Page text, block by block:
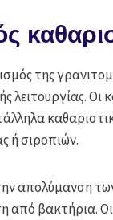
της
λειτουργίας.
ή σιροπιών.
απολύμανση
από βακτήρια.